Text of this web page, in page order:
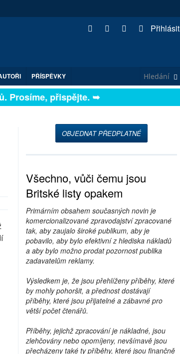
Přihlásit
PŘÍSPĚVKY
přispějte. ➥
OBJEDNAT PŘEDPLATNÉ
Všechno, vůči čemu jsou
Britské listy opakem
Primárním obsahem současných novin je
komercionalizované zpravodajství zpracované
tak, aby zaujalo široké publikum, aby je
pobavilo, aby bylo efektivní z hlediska nákladů
a aby bylo možno prodat pozornost publika
zadavatelům reklamy.
Výsledkem je, že jsou přehlíženy příběhy, které
by mohly pohoršit, a přednost dostávají
příběhy, které jsou přijatelné a zábavné pro
větší počet čtenářů.
Příběhy, jejichž zpracování je nákladné, jsou
zlehčovány nebo opomíjeny, nevšímavě jsou
přecházeny také ty příběhy, které jsou finančně